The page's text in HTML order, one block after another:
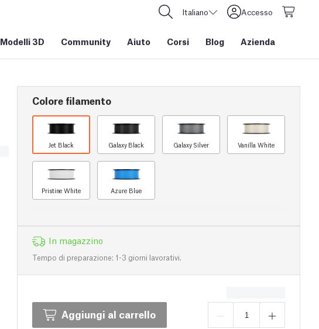
Italiano Accesso
Modelli 3D Community Aiuto Corsi Blog Azienda
Colore filamento
Jet Black Galaxy Black Galaxy Silver Vanilla White
Pristine White Azure Blue
In magazzino
Tempo di preparazione: 1-3 giorni lavorativi.
Aggiungi al carrello